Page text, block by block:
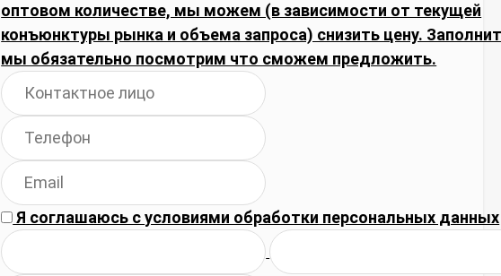
оптовом количестве, мы можем (в зависимости от текущей
конъюнктуры рынка и объема запроса) снизить цену.
мы обязательно посмотрим что сможем предложить.
Я соглашаюсь сусловиями обработки персональных данных